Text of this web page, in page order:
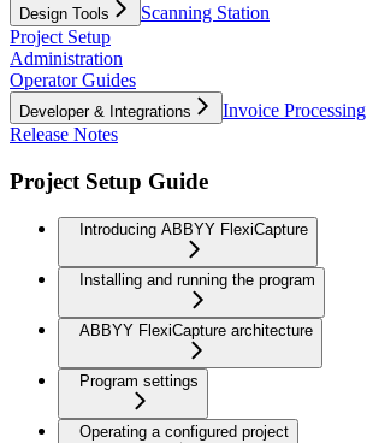
Design Tools
Scanning Station
Project Setup
Administration
Operator Guides
Developer & Integrations
Invoice Processing
Release Notes
Project Setup Guide
Introducing ABBYY FlexiCapture
Installing and running the program
ABBYY FlexiCapture architecture
Program settings
Operating a configured project